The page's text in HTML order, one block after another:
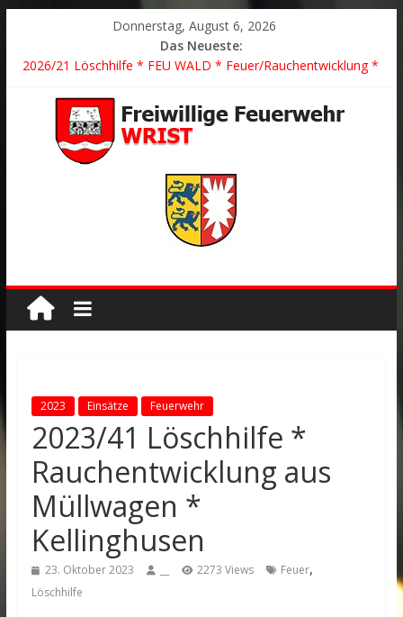
Donnerstag, August 6, 2026
Das Neueste:
2026/21 Löschhilfe * FEU WALD * Feuer/Rauchentwicklung *
2026/24 * TH G Y * PKW überschlagen *
2026/23 TH K Y * Person in festsitzendem Aufzug *
2026/22 TH Y * VU * 1 Person klemmt * Hingstheide
Der schönste Einsatz des Jahres 2026
2023 Einsätze Feuerwehr
2023/41 Löschhilfe *
Rauchentwicklung aus
Müllwagen *
Kellinghusen
23. Oktober 2023 2273 Views Feuer,
Löschhilfe